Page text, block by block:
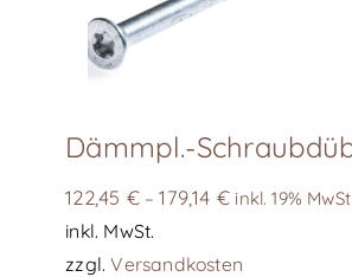
122,45 €–179,14 € inkl. 19% MwSt
inkl. MwSt.
zzgl.Versandkosten